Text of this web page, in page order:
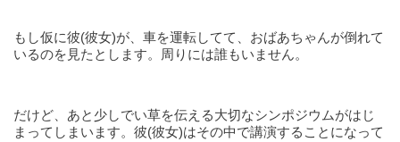
もし仮に彼(彼女)が、車を運転してて、おばあちゃんが倒れて
いるのを見たとします。周りには誰もいません。
だけど、あと少しでい草を伝える大切なシンポジウムがはじ
まってしまいます。彼(彼女)はその中で講演することになって